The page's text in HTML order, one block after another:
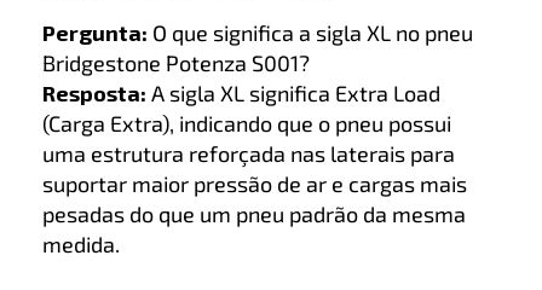
Pergunta: O que significa a sigla XL no pneu
Bridgestone Potenza S001?
Resposta: A sigla XL significa Extra Load
(Carga Extra), indicando que o pneu possui
uma estrutura reforçada nas laterais para
suportar maior pressão de ar e cargas mais
pesadas do que um pneu padrão da mesma
medida.